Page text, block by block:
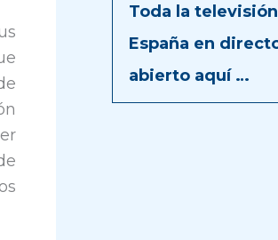
Toda la
España en
abierto aquí …